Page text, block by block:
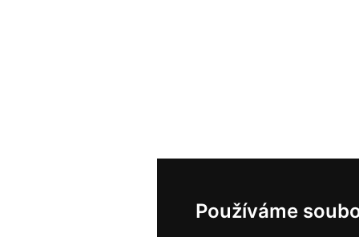
Používáme